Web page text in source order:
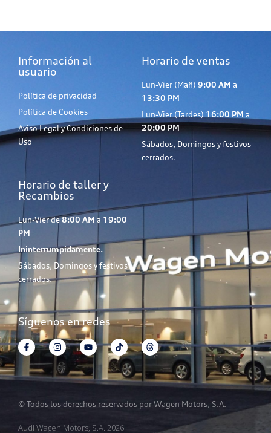
Información al
usuario
Política de privacidad
Política de Cookies
Aviso Legal y Condiciones de
Uso
Horario de ventas
Lun-Vier (Mañ) 9:00 AM a
13:30 PM
Lun-Vier (Tardes) 16:00 PM a
20:00 PM
Sábados, Domingos y festivos
cerrados.
Horario de taller y
Recambios
Lun-Vier de8:00 AM a 19:00
PM
Ininterrumpidamente.
Sábados, Domingos y festivos
cerrados.
Síguenos en redes
© Todos los derechos reservados por Wagen Motors, S.A.
Audi Wagen Motors, S.A. 2026